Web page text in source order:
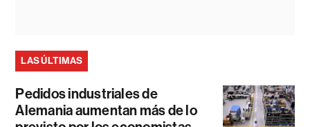
LAS ÚLTIMAS
Pedidos industriales de
Alemania aumentan más de lo